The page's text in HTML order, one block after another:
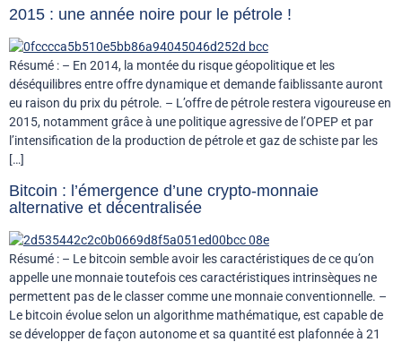
2015 : une année noire pour le pétrole !
Résumé : – En 2014, la montée du risque géopolitique et les
déséquilibres entre offre dynamique et demande faiblissante auront
eu raison du prix du pétrole. – L’offre de pétrole restera vigoureuse en
2015, notamment grâce à une politique agressive de l’OPEP et par
l’intensification de la production de pétrole et gaz de schiste par les
[…]
Bitcoin : l’émergence d’une crypto-monnaie
alternative et décentralisée
Résumé : – Le bitcoin semble avoir les caractéristiques de ce qu’on
appelle une monnaie toutefois ces caractéristiques intrinsèques ne
permettent pas de le classer comme une monnaie conventionnelle. –
Le bitcoin évolue selon un algorithme mathématique, est capable de
se développer de façon autonome et sa quantité est plafonnée à 21